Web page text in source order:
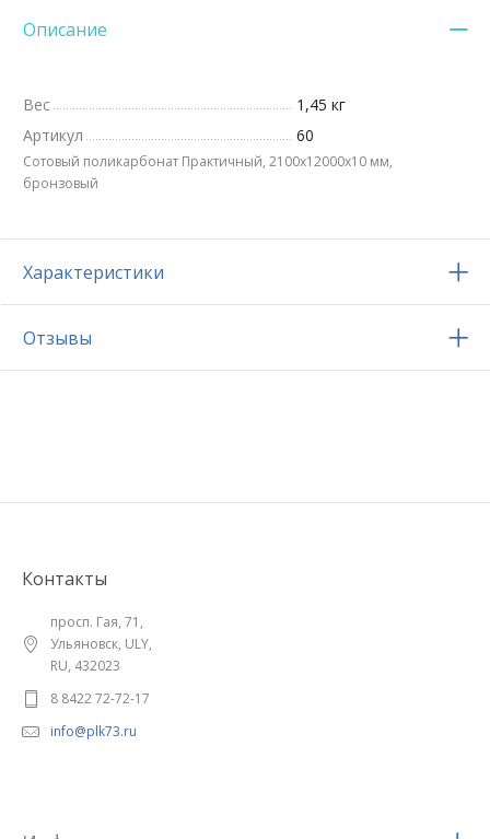
Описание
Вес
1,45 кг
Артикул
60
Сотовый поликарбонат Практичный, 2100х12000x10 мм,
бронзовый
Характеристики
Отзывы
Контакты
просп. Гая, 71,
Ульяновск, ULY,
RU, 432023
8 8422 72-72-17
info@plk73.ru